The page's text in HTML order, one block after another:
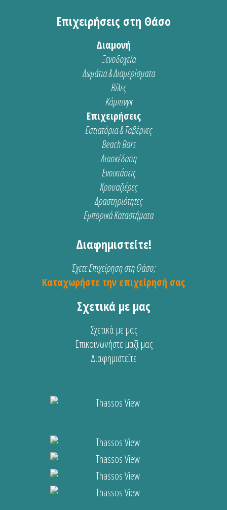
Επιχειρήσεις στη Θάσο
Διαμονή
Ξενοδοχεία
Δωμάτια & Διαμερίσματα
Βίλες
Κάμπινγκ
Επιχειρήσεις
Εστιατόρια & Ταβέρνες
Beach Bars
Διασκέδαση
Ενοικιάσεις
Κρουαζιέρες
Δραστηριότητες
Εμπορικά Καταστήματα
Διαφημιστείτε!
Έχετε Επιχείρηση στη Θάσο;
Καταχωρήστε την επιχείρησή σας
Σχετικά με μας
Σχετικά με μας
Επικοινωνήστε μαζί μας
Διαφημιστείτε